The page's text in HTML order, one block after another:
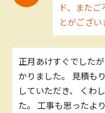
ド、また
とがござい
正月あけすぐでした
かりました。 見積も
していただき、 くわ
た。 工事も思ったよ